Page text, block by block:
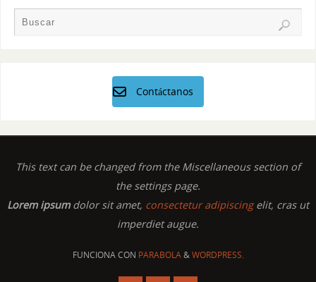
Contáctanos
This text can be changed from the Miscellaneous section of
the settings page.
Lorem ipsumdolor sit amet, consectetur adipiscingelit, cras ut
imperdiet augue.
FUNCIONA CON PARABOLA&WORDPRESS.